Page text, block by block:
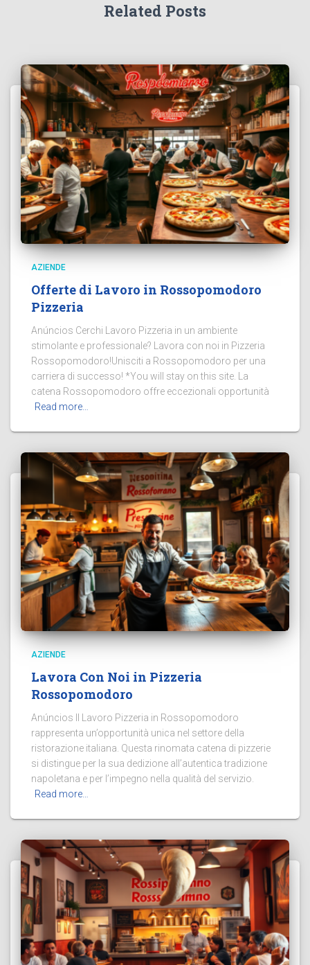
Related Posts
AZIENDE
Offerte di Lavoro in Rossopomodoro
Pizzeria
Anúncios Cerchi Lavoro Pizzeria in un ambiente
stimolante e professionale? Lavora con noi in Pizzeria
Rossopomodoro!Unisciti a Rossopomodoro per una
carriera di successo! *You will stay on this site. La
catena Rossopomodoro offre eccezionali opportunità
Read more…
AZIENDE
Lavora Con Noi in Pizzeria
Rossopomodoro
Anúncios Il Lavoro Pizzeria in Rossopomodoro
rappresenta un’opportunità unica nel settore della
ristorazione italiana. Questa rinomata catena di pizzerie
si distingue per la sua dedizione all’autentica tradizione
napoletana e per l’impegno nella qualità del servizio.
Read more…